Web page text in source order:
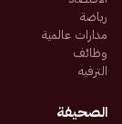
رياضة
مدارات عالمية
وظائف
الترفيه
الصحيفة